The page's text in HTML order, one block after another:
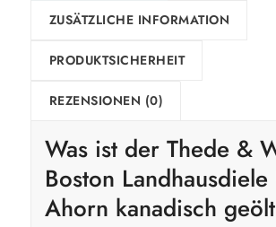
ZUSÄTZLICHE INFORMATION
PRODUKTSICHERHEIT
REZENSIONEN (0)
Was ist der Thede &
Boston
Ahorn kanadisch